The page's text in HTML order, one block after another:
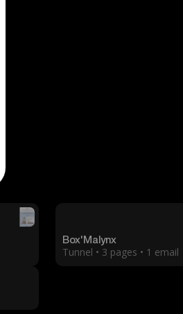
Box'Malynx
Tunnel • 3 pages • 1 email